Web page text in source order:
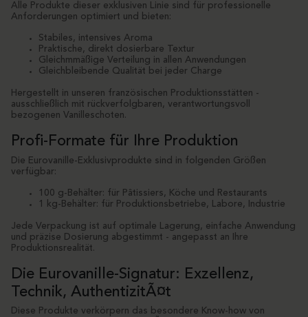
Alle Produkte dieser exklusiven Linie sind für professionelle
Anforderungen optimiert und bieten:
Stabiles, intensives Aroma
Praktische, direkt dosierbare Textur
Gleichmmäßige Verteilung in allen Anwendungen
Gleichbleibende Qualität bei jeder Charge
Hergestellt in unseren französischen Produktionsstätten -
ausschließlich mit rückverfolgbaren, verantwortungsvoll
bezogenen Vanilleschoten.
Profi-Formate für Ihre Produktion
Die Eurovanille-Exklusivprodukte sind in folgenden Größen
verfügbar:
100 g-Behälter: für Pâtissiers, Köche und Restaurants
1 kg-Behälter: für Produktionsbetriebe, Labore, Industrie
Jede Verpackung ist auf optimale Lagerung, einfache Anwendung
und präzise Dosierung abgestimmt - angepasst an Ihre
Produktionsrealität.
Die Eurovanille-Signatur: Exzellenz,
Technik, AuthentizitÃ¤t
Diese Produkte verkörpern das besondere Know-how von